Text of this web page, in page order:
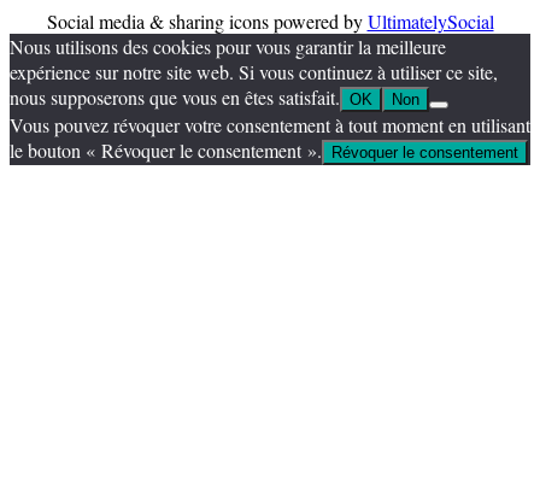
Social media & sharing icons powered byUltimatelySocial
Nous utilisons des cookies pour vous garantir la meilleure
expérience sur notre site web. Si vous continuez à utiliser ce site,
nous supposerons que vous en êtes satisfait. OK Non
Vous pouvez révoquer votre consentement à tout moment en utilisant
le bouton « Révoquer le consentement ».
Révoquer le consentement